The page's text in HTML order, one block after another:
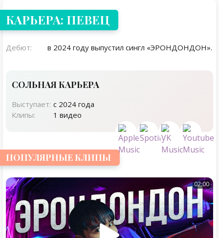
КАРЬЕРА: ПЕВЕЦ
Дебют: в 2024 году выпустил сингл «ЭРОНДОНДОН».
СОЛЬНАЯ КАРЬЕРА
Выступает: с 2024 года
Клипы:
1 видео
ПОПУЛЯРНЫЕ КЛИПЫ
02:00